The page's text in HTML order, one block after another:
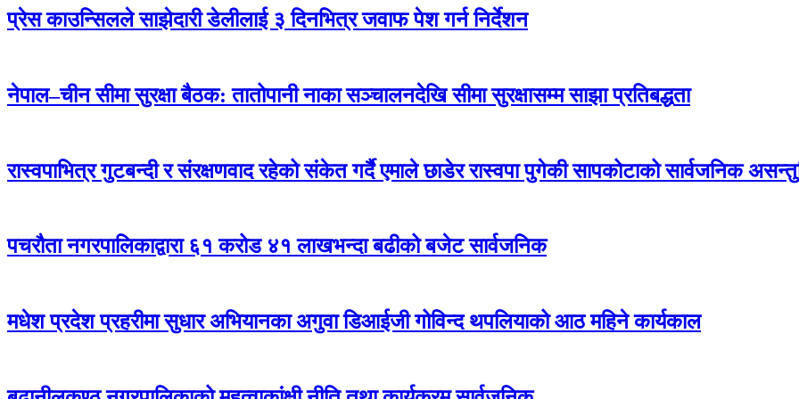
प्रेस काउन्सिलले साझेदारी डेलीलाई ३ दिनभित्र जवाफ पेश गर्न निर्देशन
नेपाल–चीन सीमा सुरक्षा बैठक: तातोपानी नाका सञ्चालनदेखि सीमा सुरक्षासम्म साझा प्रतिबद्धता
रास्वपाभित्र गुटबन्दी र संरक्षणवाद रहेको संकेत गर्दै एमाले छाडेर रास्वपा पुगेकी सापकोटाको सार्वजनिक
पचरौता नगरपालिकाद्वारा ६१ करोड ४१ लाखभन्दा बढीको बजेट सार्वजनिक
मधेश प्रदेश प्रहरीमा सुधार अभियानका अगुवा डिआईजी गोविन्द थपलियाको आठ महिने कार्यकाल